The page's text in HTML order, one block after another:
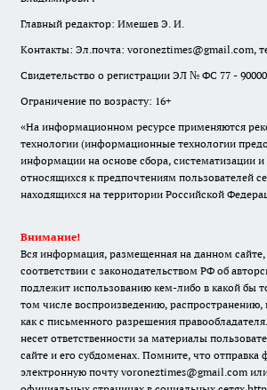
Главный редактор: Имешев Э. И.
Контакты: Эл.почта: voroneztimes@gmail.com,
Свидетельство о регистрации ЭЛ № ФС 77 - 90000
Ограничение по возрасту: 16+
«На информационном ресурсе применяются
технологии (информационные технологии
информации на основе сбора, систематизации и
относящихся к предпочтениям пользователей
находящихся на территории Российской
Внимание!
Вся информация, размещенная на данном сайте,
соответствии с законодательством РФ об
подлежит использованию кем-либо в какой бы
том числе воспроизведению, распространению,
как с письменного разрешения
несет ответственности за материалы
сайте и его субдоменах. Помните, что отправка
электронную почту voroneztimes@gmail.com